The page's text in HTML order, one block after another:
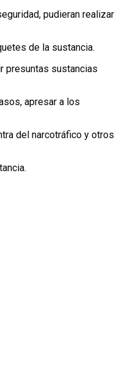
pudieran realizar
de la sustancia.
presuntas sustancias
apresar a los
del narcotráfico y otros